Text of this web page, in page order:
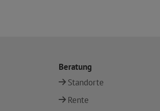
Beratung
Standorte
Rente